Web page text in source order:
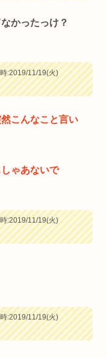
かったっけ？
:2019/11/19(火)
こんなこと言い
ゃあないで
:2019/11/19(火)
:2019/11/19(火)